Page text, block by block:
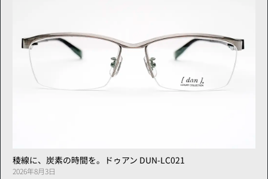
稜線に、炭素の時間を。ドゥアン DUN-LC021
2026年8月3日